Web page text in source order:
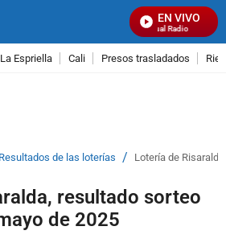
EN VIVO
Señal Visual Radio
Espriella Cali Presos trasladados
Resultados de las loterías / Lotería de
resultado sorteo
de 2025